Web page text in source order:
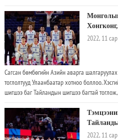
олгосноо албан ёсоор мэдэгджээ.
2022, 11
Сагсан бөмбөгийн Азийн аварга
тоглолтууд Улаанбаатар хотноо боллоо.
шигшээ баг Тайландын шигшээ багтай
2022, 11